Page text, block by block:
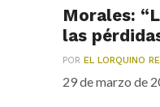
Morales:
las
POR EL LORQUINO
29 de marzo de